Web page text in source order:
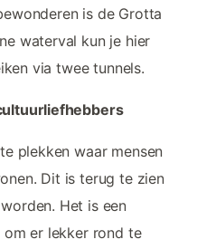
is de Grotta
waterval kun je hier
via twee tunnels.
plekken waar mensen
Dit is terug te zien
Het is een
er lekker rond te